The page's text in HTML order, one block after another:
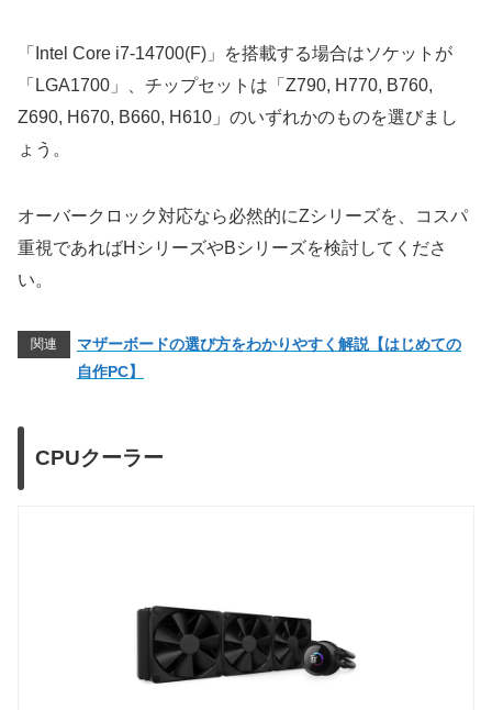
「Intel Core i7-14700(F)」を搭載する場合はソケットが
「LGA1700」、チップセットは「Z790, H770, B760,
Z690, H670, B660, H610」のいずれかのものを選びまし
ょう。
オーバークロック対応なら必然的にZシリーズを、コスパ
重視であればHシリーズやBシリーズを検討してくださ
い。
関連
マザーボードの選び方をわかりやすく解説【はじめての
自作PC】
CPUクーラー